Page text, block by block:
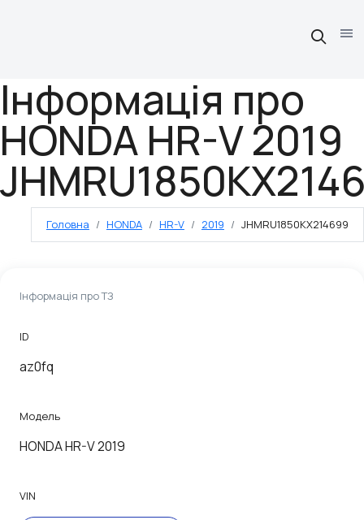
Інформація про
HONDA HR-V 2019
Головна HONDA HR-V 2019 JHMRU1850KX214699
Інформація про ТЗ
ID
az0fq
Модель
HONDA HR-V 2019
VIN